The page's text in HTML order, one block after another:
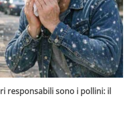
responsabili sono i pollini: il